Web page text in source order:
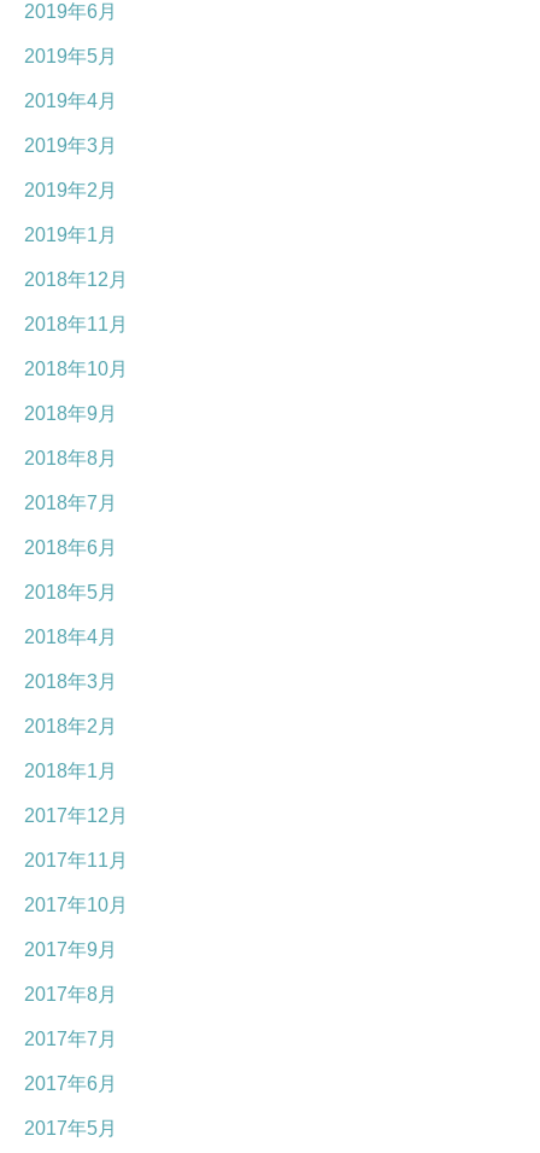
2019年6月
2019年5月
2019年4月
2019年3月
2019年2月
2019年1月
2018年12月
2018年11月
2018年10月
2018年9月
2018年8月
2018年7月
2018年6月
2018年5月
2018年4月
2018年3月
2018年2月
2018年1月
2017年12月
2017年11月
2017年10月
2017年9月
2017年8月
2017年7月
2017年6月
2017年5月